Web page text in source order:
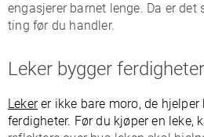
engasjerer barnet lenge. Da er det
ting før du handler.
Leker bygger ferdigheter
Lekerer ikke bare moro, de
ferdigheter. Før du kjøper en leke,